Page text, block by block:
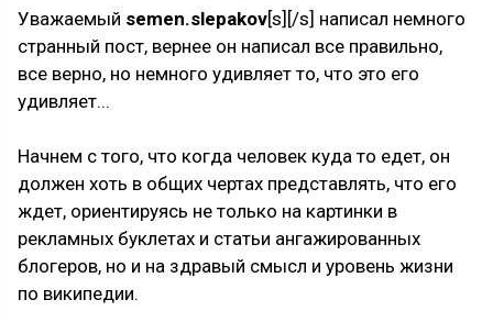
Уважаемый semen.slepakov[s][/s] написал немного
странный пост, вернее он написал все правильно,
все верно, но немного удивляет то, что это его
удивляет...
Начнем с того, что когда человек куда то едет, он
должен хоть в общих чертах представлять, что его
ждет, ориентируясь не только на картинки в
рекламных буклетах и статьи ангажированных
блогеров, но и на здравый смысл и уровень жизни
по википедии.